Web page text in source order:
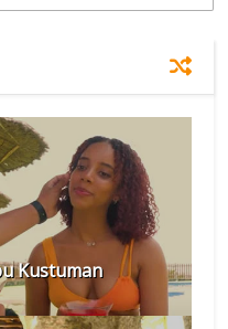
Kustuman